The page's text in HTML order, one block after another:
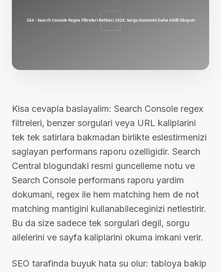
Kisa cevapla baslayalim: Search Console regex
filtreleri, benzer sorgulari veya URL kaliplarini
tek tek satirlara bakmadan birlikte eslestirmenizi
saglayan performans raporu ozelligidir. Search
Central blogundaki resmi guncelleme notu ve
Search Console performans raporu yardim
dokumani, regex ile hem matching hem de not
matching mantigini kullanabileceginizi netlestirir.
Bu da size sadece tek sorgulari degil, sorgu
ailelerini ve sayfa kaliplarini okuma imkani verir.
SEO tarafinda buyuk hata su olur: tabloya bakip